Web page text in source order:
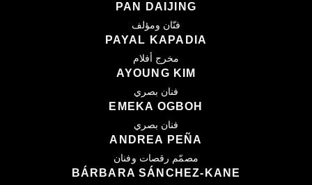
PAN DAIJING
فنّان ومؤلف
PAYAL KAPADIA
مخرج أفلام
AYOUNG KIM
فنان بصري
EMEKA OGBOH
فنان بصري
ANDREA PEÑA
مصمّم رقصات وفنان
BÁRBARA SÁNCHEZ-KANE